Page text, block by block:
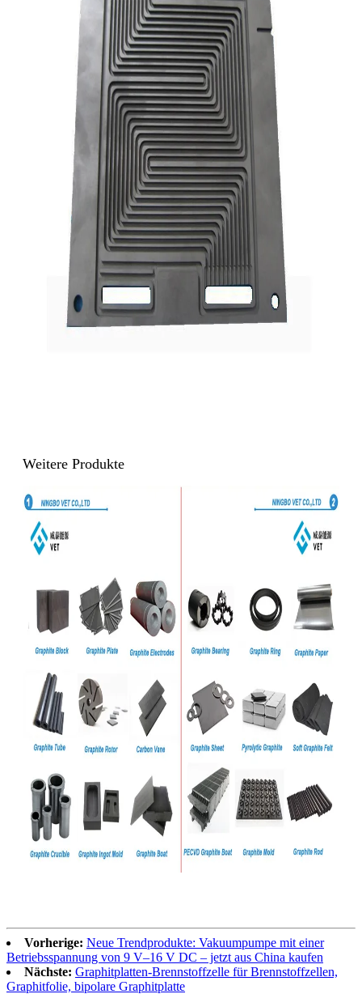
Weitere Produkte
Vorherige: Neue Trendprodukte: Vakuumpumpe mit einer
Betriebsspannung von 9 V–16 V DC – jetzt aus China kaufen
Nächste: Graphitplatten-Brennstoffzelle für Brennstoffzellen,
Graphitfolie, bipolare Graphitplatte